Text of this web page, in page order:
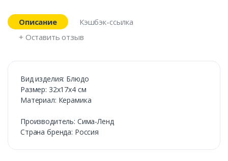
Описание
Кэшбэк-ссылка
+ Оставить отзыв
Вид изделия: Блюдо
Размер: 32х17х4 см
Материал: Керамика
Производитель: Сима-Ленд
Страна бренда: Россия